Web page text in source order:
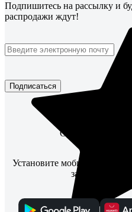
Подпишитесь на рассылку и
распродажи ждут!
Подписаться
Оригинальные
Установите мобильное
заказам